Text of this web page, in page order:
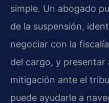
simple. Un abogado
de la suspensión,
negociar con la
del cargo, y presentar
mitigación ante el
puede ayudarle a